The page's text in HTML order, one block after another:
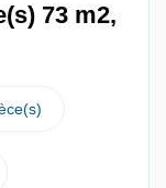
73 m2,